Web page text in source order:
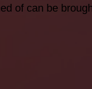
of can be